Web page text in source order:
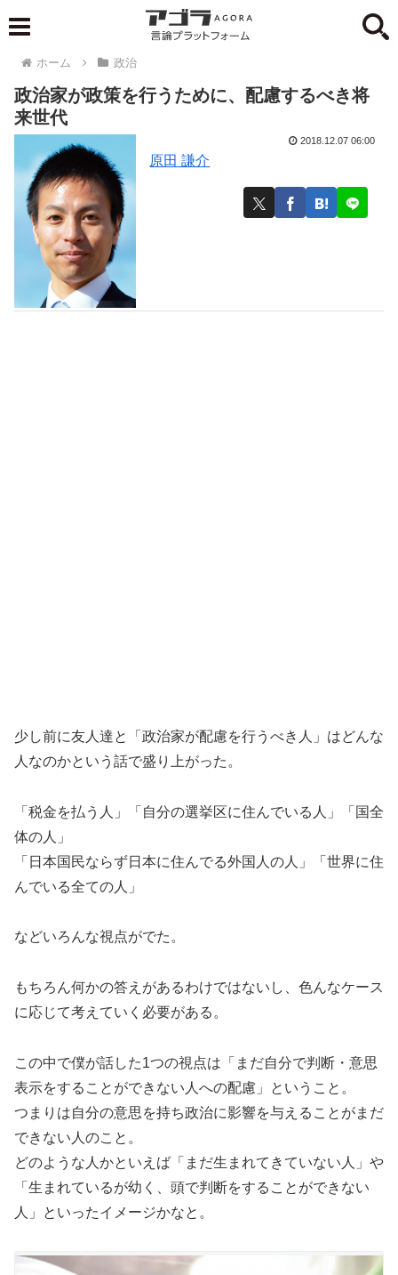
ホーム 政治
政治家が政策を行うために、配慮するべき将
来世代
原田 謙介
2018.12.07 06:00
少し前に友人達と「政治家が配慮を行うべき人」はどんな
人なのかという話で盛り上がった。
「税金を払う人」「自分の選挙区に住んでいる人」「国全
体の人」
「日本国民ならず日本に住んでる外国人の人」「世界に住
んでいる全ての人」
などいろんな視点がでた。
もちろん何かの答えがあるわけではないし、色んなケース
に応じて考えていく必要がある。
この中で僕が話した1つの視点は「まだ自分で判断・意思
表示をすることができない人への配慮」ということ。
つまりは自分の意思を持ち政治に影響を与えることがまだ
できない人のこと。
どのような人かといえば「まだ生まれてきていない人」や
「生まれているが幼く、頭で判断をすることができない
人」といったイメージかなと。